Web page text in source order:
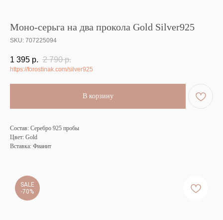
Моно-серьга на два прокола Gold Silver925
SKU: 707225094
1 395 р. 2 790 р.
https://forostinak.com/silver925
В корзину
Состав: Серебро 925 пробы
Цвет: Gold
Вставка: Фианит
SALE
-70%